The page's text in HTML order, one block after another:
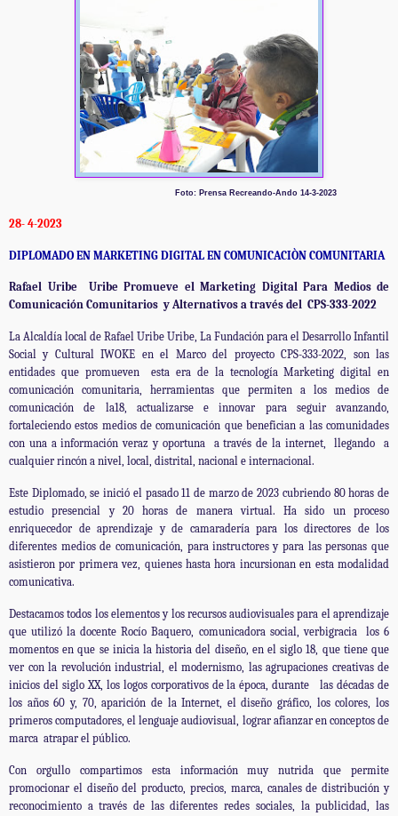
Foto: Prensa Recreando-Ando 14-3-2023
28- 4-2023
DIPLOMADO EN MARKETING DIGITAL EN COMUNICACIÒN COMUNITARIA
Rafael Uribe
Uribe Promueve el Marketing Digital Para Medios de
Comunicación Comunitarios y Alternativos a través del CPS-333-2022
La Alcaldía local de Rafael Uribe Uribe, La Fundación para el Desarrollo Infantil
Social y Cultural IWOKE en el Marco del proyecto CPS-333-2022, son las
entidades que promueven
esta era de la tecnología Marketing digital en
comunicación comunitaria, herramientas que permiten a los medios de
comunicación de la18, actualizarse e innovar para seguir avanzando,
fortaleciendo estos medios de comunicación que benefician a las comunidades
con una a información veraz y oportuna
a través de la internet, llegando
a
cualquier rincón a nivel, local, distrital, nacional e internacional.
Este Diplomado, se inició el pasado 11 de marzo de 2023 cubriendo 80 horas de
estudio presencial y 20 horas de manera virtual. Ha sido un proceso
enriquecedor de aprendizaje y de camaradería para los directores de los
diferentes medios de comunicación, para instructores y para las personas que
asistieron por primera vez, quienes hasta hora incursionan en esta modalidad
comunicativa.
Destacamos todos los elementos y los recursos audiovisuales para el aprendizaje
que utilizó la docente Rocío Baquero, comunicadora social, verbigracia
los 6
momentos en que se inicia la historia del diseño, en el siglo 18, que tiene que
ver con la revolución industrial, el modernismo, las agrupaciones creativas de
inicios del siglo XX, los logos corporativos de la época, durante
las décadas de
los años 60 y, 70, aparición de la Internet, el diseño gráfico, los colores, los
primeros computadores, el lenguaje audiovisual, lograr afianzar en conceptos de
marca atrapar el público.
Con orgullo compartimos esta información muy nutrida que permite
promocionar el diseño del producto, precios, marca, canales de distribución y
reconocimiento a través de las diferentes redes sociales, la publicidad, las